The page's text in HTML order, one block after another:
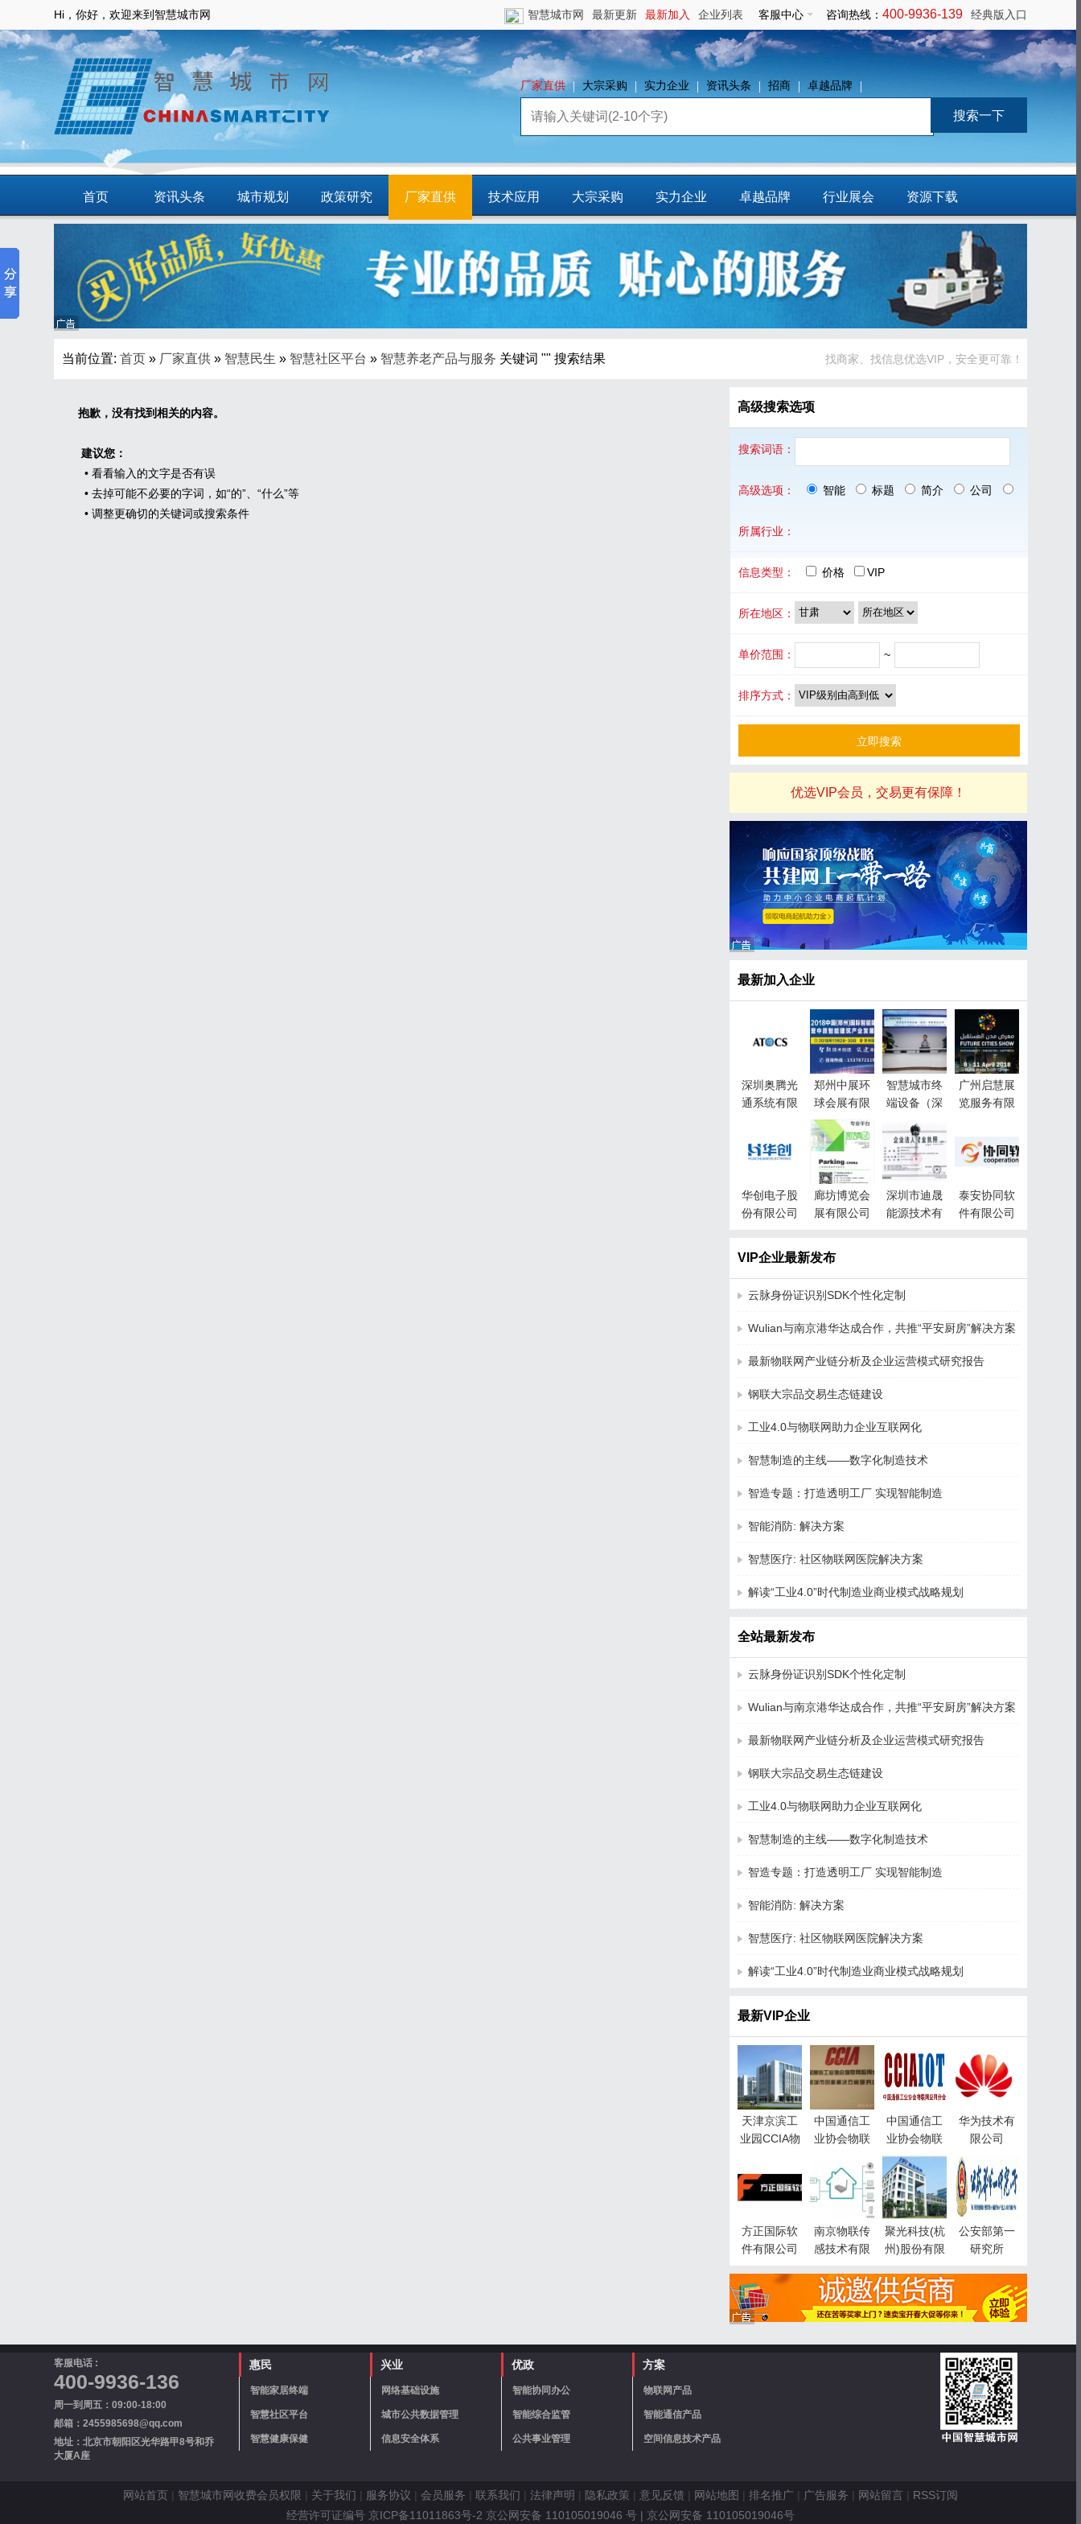
Hi，你好，欢迎来到智慧城市网 经典版入口
咨询热线： 400-9936-139
客服中心
企业列表
最新加入
最新更新
智慧城市网
厂家直供 大宗采购 实力企业 资讯头条 招商 卓越品牌
首页 资讯头条 城市规划 政策研究 厂家直供 技术应用 大宗采购 实力企业 卓越品牌 行业展会 资源下载
智慧应用 商圈
业智库
免费发布信息
当前位置: 首页 » 厂家直供 » 智慧民生 » 智慧社区平台 » 智慧养老产品与服务 关键词 "" 搜索结果 找商家、找信息优选VIP，安全更可靠！
抱歉，没有找到相关的内容。
建议您：
• 看看输入的文字是否有误
• 去掉可能不必要的字词，如“的”、“什么”等
• 调整更确切的关键词或搜索条件
高级搜索选项
搜索词语：
高级选项： 智能 标题 简介 公司
品牌
所属行业：
信息类型： 价格 VIP
所在地区：
单价范围： ~
排序方式：
优选VIP会员，交易更有保障！
最新加入企业
深圳奥腾光
通系统有限
郑州中展环
球会展有限
公司
智慧城市终
端设备（深
任公司
广州启慧展
览服务有限
华创电子股
份有限公司
廊坊博览会
展有限公司
深圳市迪晟
能源技术有
泰安协同软
件有限公司
VIP企业最新发布
云脉身份证识别SDK个性化定制
Wulian与南京港华达成合作，共推“平安厨房”解决方案
最新物联网产业链分析及企业运营模式研究报告
钢联大宗品交易生态链建设
工业4.0与物联网助力企业互联网化
智慧制造的主线——数字化制造技术
智造专题：打造透明工厂 实现智能制造
智能消防: 解决方案
智慧医疗: 社区物联网医院解决方案
解读“工业4.0”时代制造业商业模式战略规划
全站最新发布
云脉身份证识别SDK个性化定制
Wulian与南京港华达成合作，共推“平安厨房”解决方案
最新物联网产业链分析及企业运营模式研究报告
钢联大宗品交易生态链建设
工业4.0与物联网助力企业互联网化
智慧制造的主线——数字化制造技术
智造专题：打造透明工厂 实现智能制造
智能消防: 解决方案
智慧医疗: 社区物联网医院解决方案
解读“工业4.0”时代制造业商业模式战略规划
最新VIP企业
天津京滨工
业园CCIA物
中国通信工
业协会物联
智慧城市事
业部
中国通信工
业协会物联
网应用分会
华为技术有
限公司
方正国际软
件有限公司
南京物联传
感技术有限
聚光科技(杭
州)股份有限
公安部第一
研究所
客服电话 :
400-9936-136
周一到周五：09:00-18:00
邮箱：2455985698@qq.com
地址：北京市朝阳区光华路甲8号和乔
大厦A座
惠民
智能家居终端
智慧社区平台
智慧健康保健
兴业
网络基础设施
城市公共数据管理
信息安全体系
优政
智能协同办公
智能综合监管
公共事业管理
方案
物联网产品
智能通信产品
空间信息技术产品
网站首页 | 智慧城市网收费会员权限 | 关于我们 | 服务协议 | 会员服务 | 联系我们 | 法律声明 | 隐私政策 | 意见反馈 | 网站地图 | 排名推广 | 广告服务 | 网站留言 | RSS订阅
经营许可证编号 京ICP备11011863号-2 京公网安备 110105019046 号 | 京公网安备 110105019046号